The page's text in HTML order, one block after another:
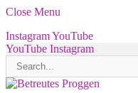
Close Menu
InstagramYouTube
YouTube Instagram